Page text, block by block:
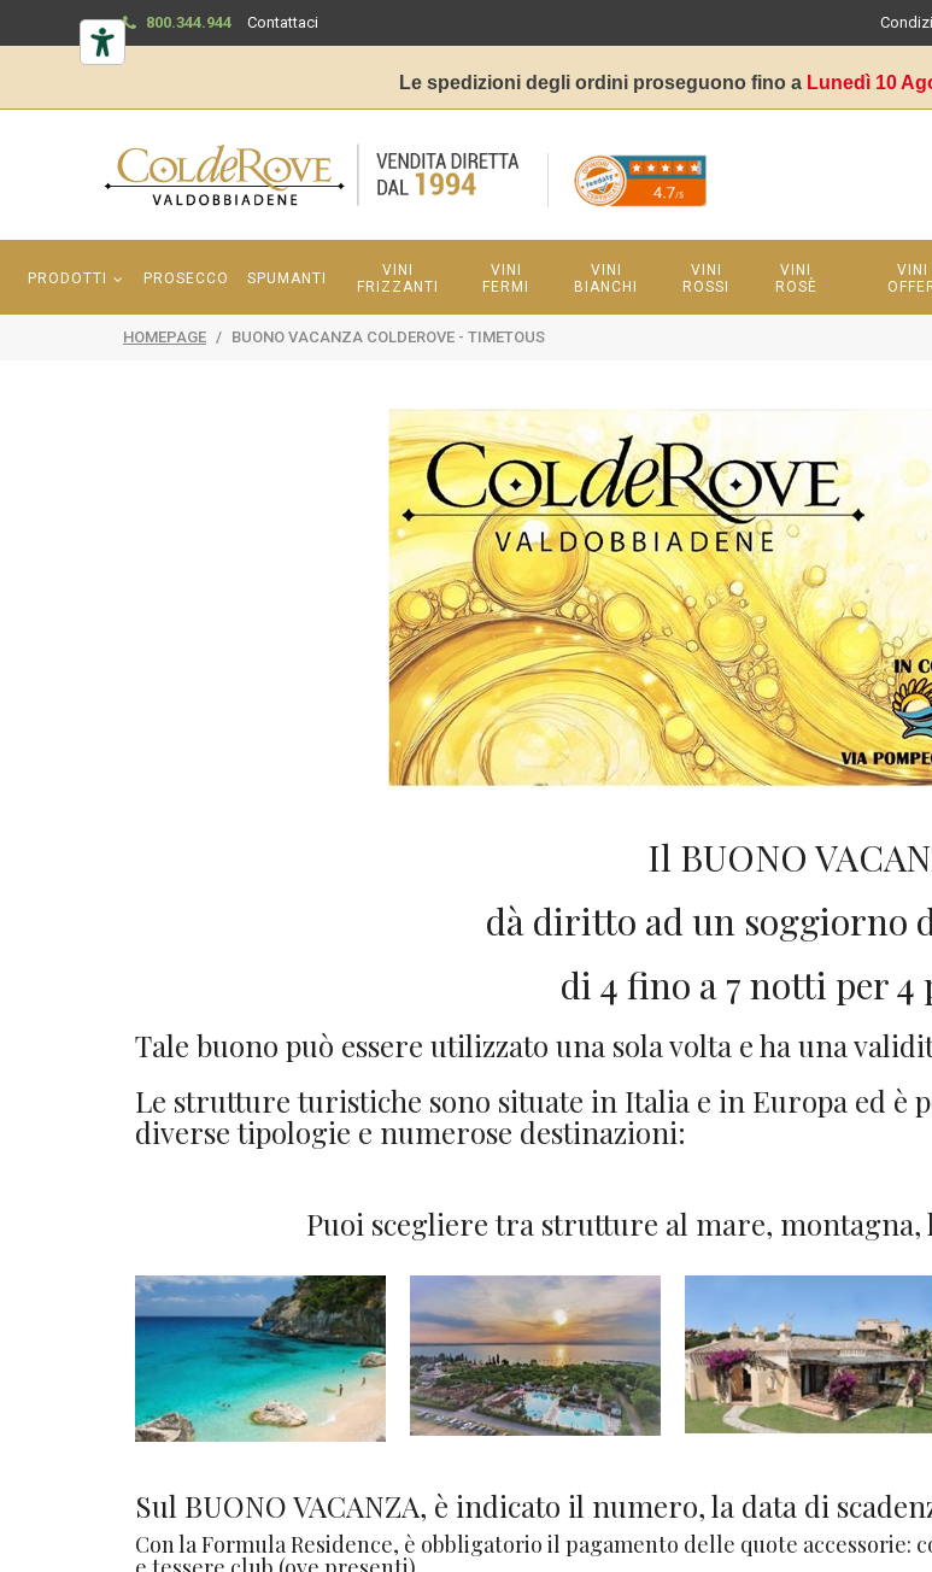
800.344.944 Contattaci
Le spedizioni degli ordini proseguono fino a Lunedì 10
PRODOTTI PROSECCO SPUMANTI
VINI
FRIZZANTI
VINI
FERMI
VINI
BIANCHI
VINI
ROSSI
VINI
ROSÈ
VINI
HOMEPAGE / BUONO VACANZA COLDEROVE - TIMETOUS
Il BUONO
dà diritto ad un soggiorno
di 4 fino a 7 notti per 4
Tale buono può essere utilizzato una sola volta e ha una
Le strutture turistiche sono situate in Italia e in Europa ed è
diverse tipologie e numerose destinazioni:
Puoi scegliere tra strutture al mare,
Sul BUONO VACANZA, è indicato il numero, la data di
Con la Formula Residence, è obbligatorio il pagamento delle quote accessorie: